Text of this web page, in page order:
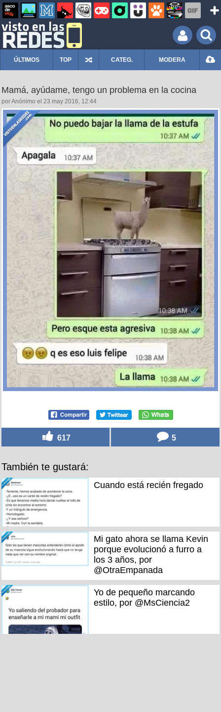
ÚLTIMOS TOP CATEG. MODERA
Mamá, ayúdame, tengo un problema en la cocina
por Anónimo el 23 may 2016, 12:44
617 5
También te gustará:
Cuando está recién fregado
Mi gato ahora se llama Kevin
porque evolucionó a furro a
los 3 años, por
@OtraEmpanada
Yo de pequeño marcando
estilo, por @MsCiencia2